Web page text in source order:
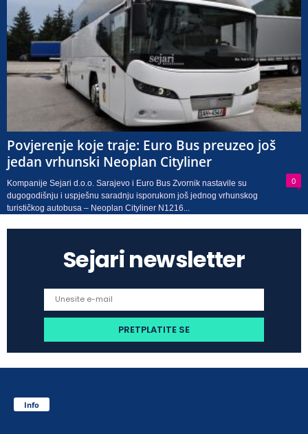
Povjerenje koje traje: Euro Bus preuzeo još
jedan vrhunski Neoplan Cityliner
0
Kompanije Sejari d.o.o. Sarajevo i Euro Bus Zvornik nastavile su
dugogodišnju i uspješnu saradnju isporukom još jednog vrhunskog
turističkog autobusa – Neoplan Cityliner N1216...
Sejari newsletter
Info